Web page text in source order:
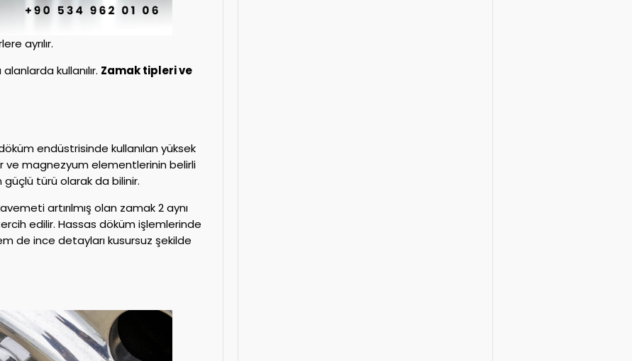
ayrılır.
kullanılır. Zamak tipleri ve
endüstrisinde kullanılan yüksek
ve magnezyum elementlerinin belirli
türü olarak da bilinir.
artırılmış olan zamak 2 aynı
edilir. Hassas döküm işlemlerinde
de ince detayları kusursuz şekilde